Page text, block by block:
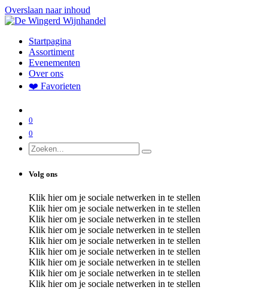
Overslaan naar inhoud
Startpagina
Assortiment
Evenementen
Over ons
❤️ Favorieten
0
0
Volg ons
Klik hier om je sociale netwerken in te stellen
Klik hier om je sociale netwerken in te stellen
Klik hier om je sociale netwerken in te stellen
Klik hier om je sociale netwerken in te stellen
Klik hier om je sociale netwerken in te stellen
Klik hier om je sociale netwerken in te stellen
Klik hier om je sociale netwerken in te stellen
Klik hier om je sociale netwerken in te stellen
Klik hier om je sociale netwerken in te stellen